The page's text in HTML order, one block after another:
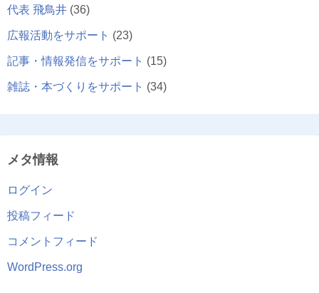
代表 飛鳥井 (36)
広報活動をサポート (23)
記事・情報発信をサポート (15)
雑誌・本づくりをサポート (34)
メタ情報
ログイン
投稿フィード
コメントフィード
WordPress.org